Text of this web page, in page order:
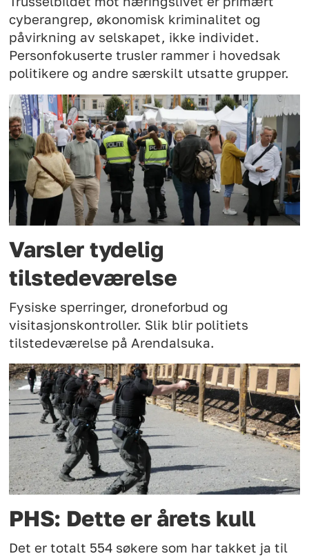
cyberangrep, økonomisk kriminalitet og
påvirkning av selskapet, ikke individet.
Personfokuserte trusler rammer i hovedsak
politikere og andre særskilt utsatte grupper.
Varsler tydelig
tilstedeværelse
Fysiske sperringer, droneforbud og
visitasjonskontroller. Slik blir politiets
tilstedeværelse på Arendalsuka.
PHS: Dette er årets kull
Det er totalt 554 søkere som har takket ja til